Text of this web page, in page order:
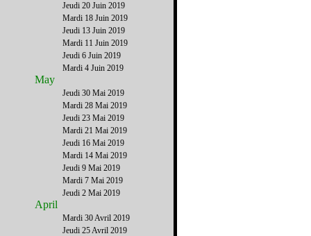
Jeudi 20 Juin 2019
Mardi 18 Juin 2019
Jeudi 13 Juin 2019
Mardi 11 Juin 2019
Jeudi 6 Juin 2019
Mardi 4 Juin 2019
May
Jeudi 30 Mai 2019
Mardi 28 Mai 2019
Jeudi 23 Mai 2019
Mardi 21 Mai 2019
Jeudi 16 Mai 2019
Mardi 14 Mai 2019
Jeudi 9 Mai 2019
Mardi 7 Mai 2019
Jeudi 2 Mai 2019
April
Mardi 30 Avril 2019
Jeudi 25 Avril 2019